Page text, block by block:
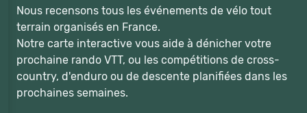
Nous recensons tous les événements de vélo tout
terrain organisés en France.
Notre carte interactive vous aide à dénicher votre
prochaine rando VTT, ou les compétitions de cross-
country, d'enduro ou de descente planifiées dans les
prochaines semaines.